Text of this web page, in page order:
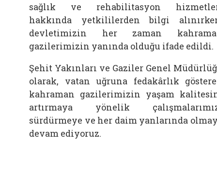
sağlık ve rehabilitasyon
hakkında yetkililerden bilgi
devletimizin her zaman
gazilerimizin yanında olduğu ifade edildi.
Şehit Yakınları ve Gaziler Genel
olarak, vatan uğruna fedakârlık
kahraman gazilerimizin yaşam
artırmaya yönelik
sürdürmeye ve her daim yanlarında
devam ediyoruz.